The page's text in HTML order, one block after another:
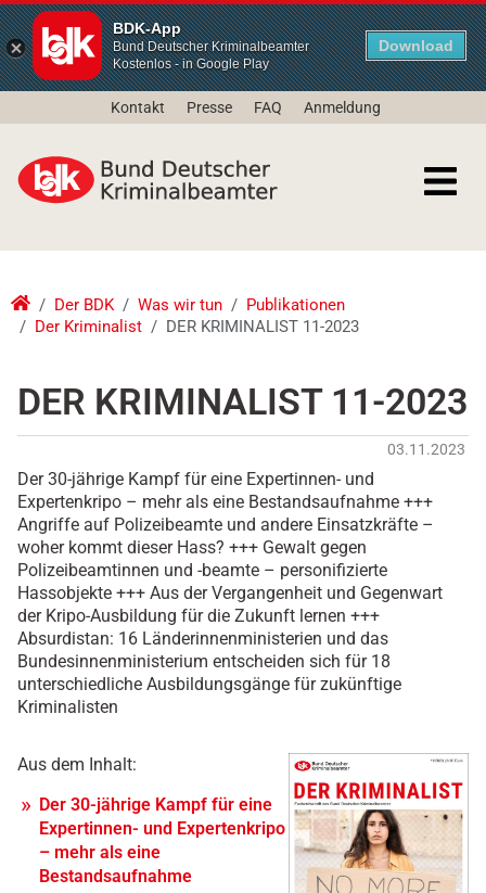
BDK-App
Bund Deutscher Kriminalbeamter
Kostenlos - in Google Play
Download
Kontakt Presse FAQ Anmeldung
Der BDK Was wir tun
Publikationen
Der Kriminalist
DER KRIMINALIST 11-2023
DER KRIMINALIST 11-2023
03.11.2023
Der 30-jährige Kampf für eine Expertinnen- und
Expertenkripo – mehr als eine Bestandsaufnahme +++
Angriffe auf Polizeibeamte und andere Einsatzkräfte –
woher kommt dieser Hass? +++ Gewalt gegen
Polizeibeamtinnen und -beamte – personifizierte
Hassobjekte +++ Aus der Vergangenheit und Gegenwart
der Kripo-Ausbildung für die Zukunft lernen +++
Absurdistan: 16 Länderinnenministerien und das
Bundesinnenministerium entscheiden sich für 18
unterschiedliche Ausbildungsgänge für zukünftige
Kriminalisten
Aus dem Inhalt:
Der 30-jährige Kampf für eine
Expertinnen- und Expertenkripo
– mehr als eine
Bestandsaufnahme